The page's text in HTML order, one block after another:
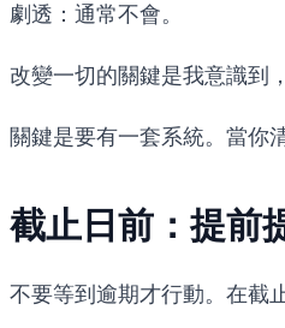
劇透：通常不會。
改變一切的關鍵是我意識到，
關鍵是要有一套系統。當你
截止日前：提前
不要等到逾期才行動。在截